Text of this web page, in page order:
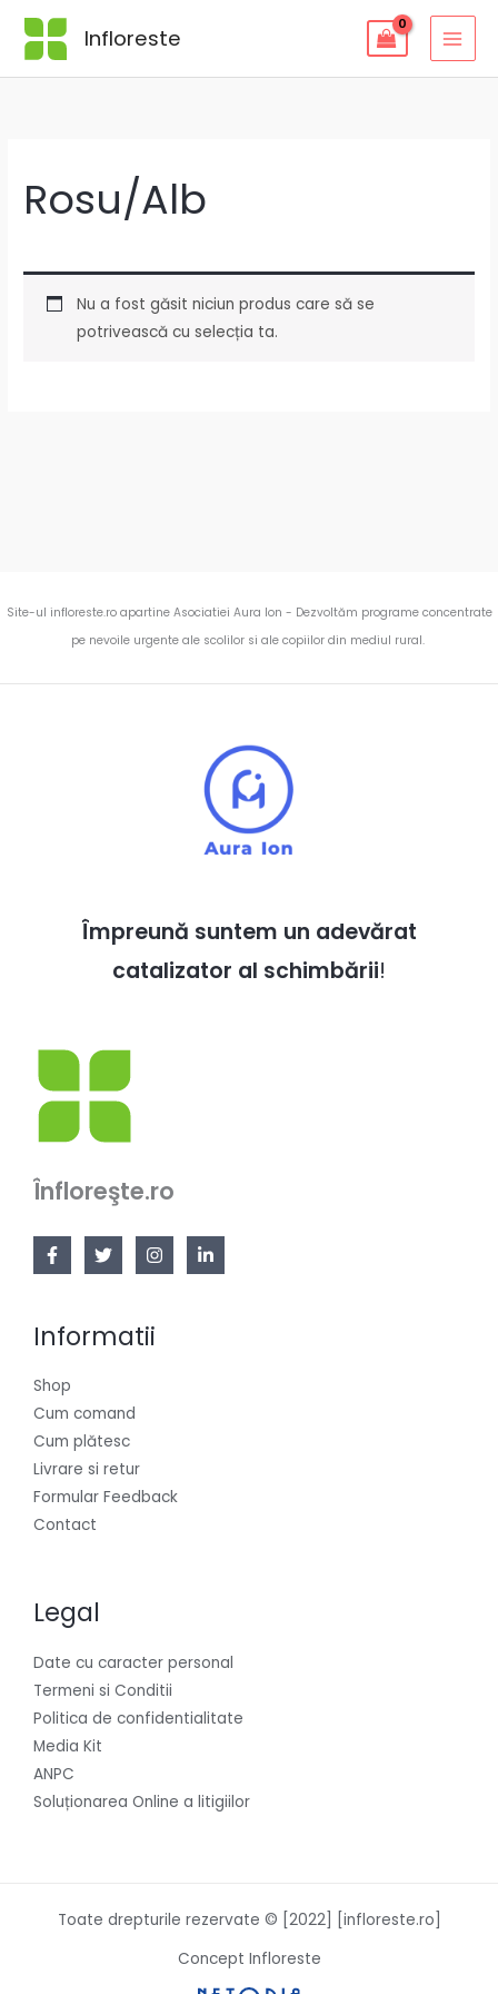
Skip
Infloreste
Rosu/Alb
Nu a fost găsit niciun produs care să se
potrivească cu selecția ta.
Site-ul infloreste.ro apartine Asociatiei Aura Ion - Dezvoltăm programe concentrate
pe nevoile urgente ale scolilor si ale copiilor din mediul rural.
Împreună suntem un adevărat
catalizator al schimbării!
Înfloreşte.ro
Informatii
Shop
Cum comand
Cum plătesc
Livrare si retur
Formular Feedback
Contact
Legal
Date cu caracter personal
Termeni si Conditii
Politica de confidentialitate
Media Kit
ANPC
Soluționarea Online a litigiilor
Toate drepturile rezervate © [2022] [infloreste.ro]
Concept Infloreste